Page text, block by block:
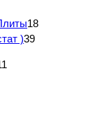
18
)39